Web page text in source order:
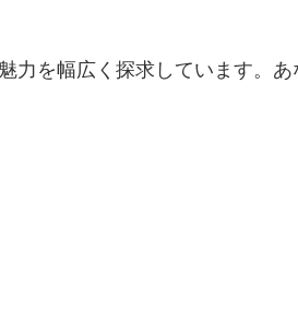
力を幅広く探求しています。